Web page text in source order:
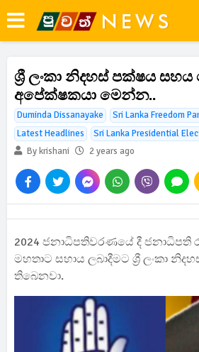
ශ්‍රී ලංකා නිදහස් පක්ෂය සහය
අපේක්ෂකයා මෙන්න..
Duminda Dissanayake Sri Lanka Freedom
Latest Headlines
Sri Lanka Presidential
By krishani
2 years ago
2024 ජනාධිපතිවරණයේ දී ජනාධිපති
මහතාට සහාය ලබාදීමට ශ්‍රී ලංකා
තිබෙනවා.